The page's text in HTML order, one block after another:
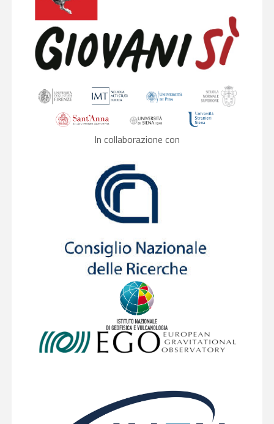
In collaborazione con